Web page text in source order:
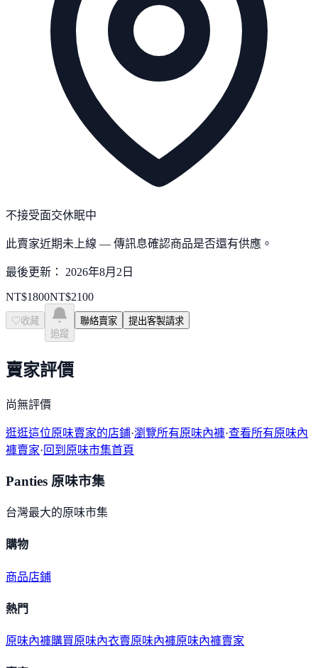
不接受面交休眠中
此賣家近期未上線 — 傳訊息確認商品是否還有供應。
最後更新： 2026年8月2日
NT$1800NT$2100
♡ 收藏
追蹤
聯絡賣家 提出客製請求
賣家評價
尚無評價
逛逛這位原味賣家的店鋪·瀏覽所有原味內褲·查看所有原味內
褲賣家·回到原味市集首頁
Panties 原味市集
台灣最大的原味市集
購物
商品店鋪
熱門
原味內褲購買原味內衣賣原味內褲原味內褲賣家